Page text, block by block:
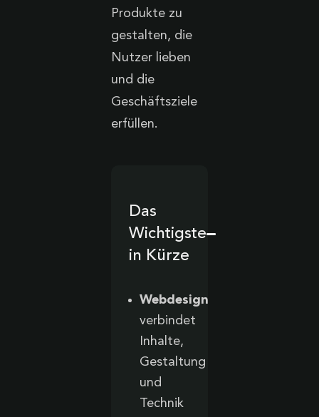
Produkte zu
gestalten, die
Nutzer lieben
und die
Geschäftsziele
erfüllen.
Das
Wichtigste
in Kürze
Webdesign
verbindet
Inhalte,
Gestaltung
und
Technik